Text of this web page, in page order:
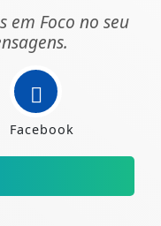
em Foco no seu
Facebook